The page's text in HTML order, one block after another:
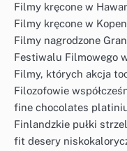
Filmy kręcone w
Filmy kręcone w
Filmy nagrodzone
Festiwalu Filmowego
Filmy, których akcja
Filozofowie
fine chocolates
Finlandzkie pułki
fit desery